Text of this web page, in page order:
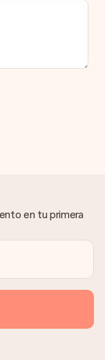
de elegir
para la
equipo de
o chat y
a tu regalo se
regalo se enviará
que la
nada
quién se lo
en tu primera